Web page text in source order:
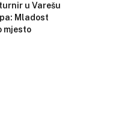
u Varešu
Mladost
mjesto